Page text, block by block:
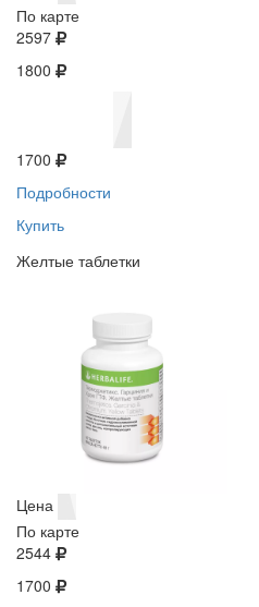
По карте
2597
1800
1700
Подробности
Купить
Желтые таблетки
Цена
По карте
2544
1700